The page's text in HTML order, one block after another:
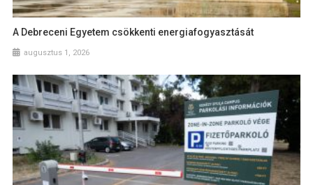
A Debreceni Egyetem csökkenti energiafogyasztását
augusztus 1, 2026